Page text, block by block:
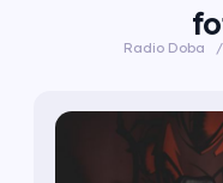
Radio Doba /